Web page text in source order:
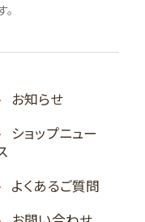
お知らせ
ショップニュー
よくあるご質問